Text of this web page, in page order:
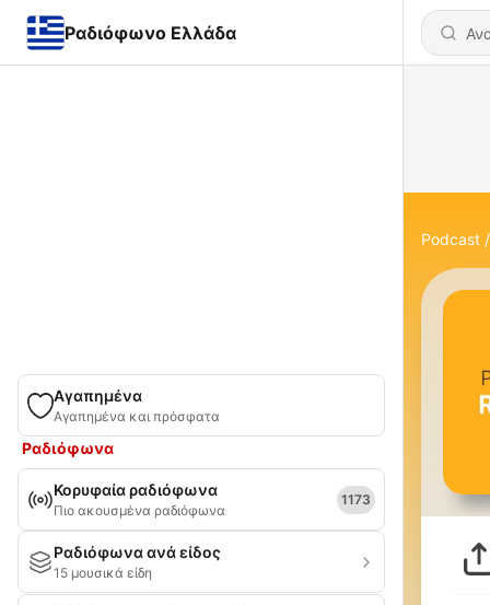
Ραδιόφωνο Ελλάδα
Αγαπημένα
Αγαπημένα και πρόσφατα
Ραδιόφωνα
Κορυφαία ραδιόφωνα
Πιο ακουσμένα ραδιόφωνα
1173
Ραδιόφωνα ανά είδος
15 μουσικά είδη
Podcast